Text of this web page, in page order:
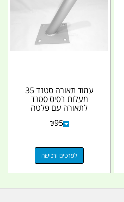
עמוד תאורה סטנד 35
מעלות בסיס סטנד
לתאורה עם פלטה
אורך 40... ₪95
לפרטים ורכישה